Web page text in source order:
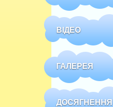
ВІДЕО
ГАЛЕРЕЯ
ДОСЯГНЕННЯ